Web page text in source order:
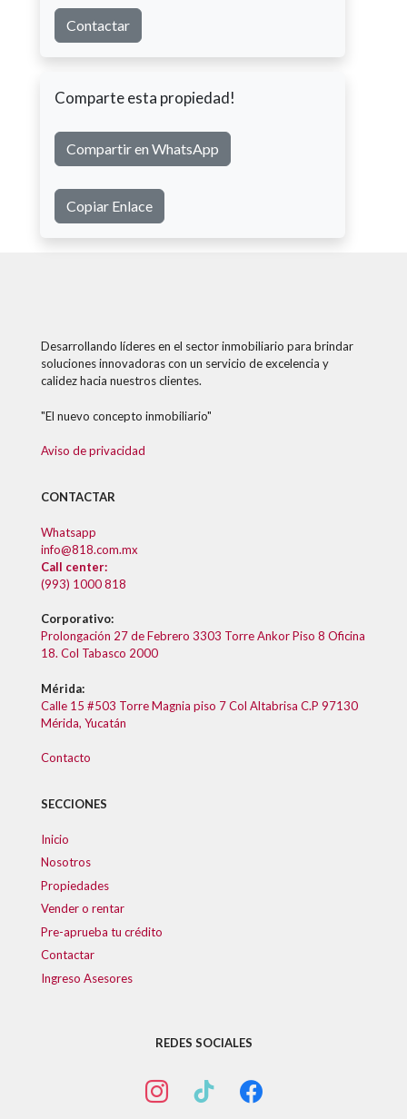
Contactar
Comparte esta propiedad!
Compartir en WhatsApp
Copiar Enlace
Desarrollando líderes en el sector inmobiliario para brindar
soluciones innovadoras con un servicio de excelencia y
calidez hacia nuestros clientes.
"El nuevo concepto inmobiliario"
Aviso de privacidad
CONTACTAR
Whatsapp
info@818.com.mx
Call center:
(993) 1000 818
Corporativo:
Prolongación 27 de Febrero 3303 Torre Ankor Piso 8 Oficina
18. Col Tabasco 2000
Mérida:
Calle 15 #503 Torre Magnia piso 7 Col Altabrisa C.P 97130
Mérida, Yucatán
Contacto
SECCIONES
Inicio
Nosotros
Propiedades
Vender o rentar
Pre-aprueba tu crédito
Contactar
Ingreso Asesores
REDES SOCIALES